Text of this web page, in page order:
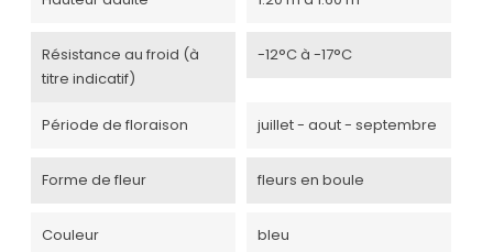
Résistance au froid (à
titre indicatif)
-12°C à -17°C
Période de floraison juillet - aout - septembre
Forme de fleur fleurs en boule
Couleur bleu